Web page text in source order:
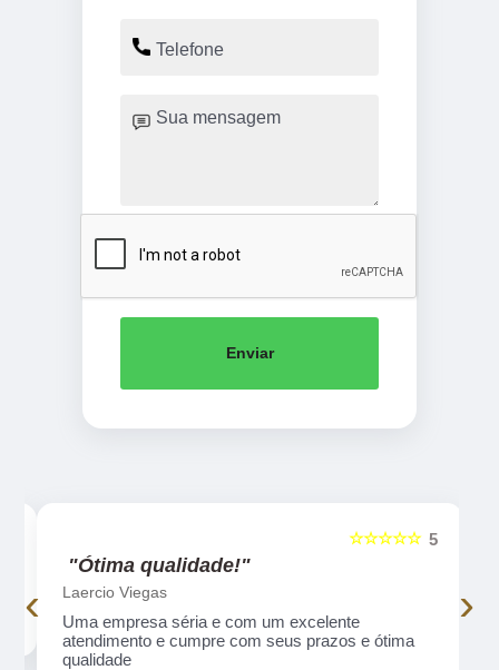
Enviar
5
☆☆☆☆☆
"Ótima qualidade!"
Laercio Viegas
Uma empresa séria e com um excelente
atendimento e cumpre com seus prazos e ótima
qualidade
‹ ›